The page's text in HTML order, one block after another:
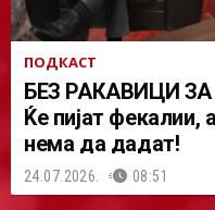
ПОДКАСТ
БЕЗ РАКАВИЦИ
Ќе пијат фекалии,
нема да дадат!
24.07.2026. 08:51